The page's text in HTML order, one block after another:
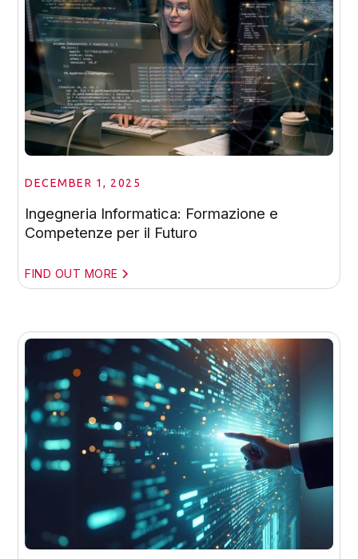
DECEMBER 1, 2025
Ingegneria Informatica: Formazione e
Competenze per il Futuro
FIND OUT MORE